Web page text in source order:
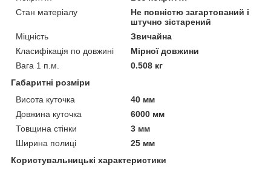
Стан матеріалу
Не повністю загартований і
штучно зістарений
Міцність
Звичайна
Класифікація по довжині
Мірної довжини
Вага 1 п.м.
0.508 кг
Габаритні розміри
Висота куточка
40 мм
Довжина куточка
6000 мм
Товщина стінки
3 мм
Ширина полиці
25 мм
Користувальницькі характеристики